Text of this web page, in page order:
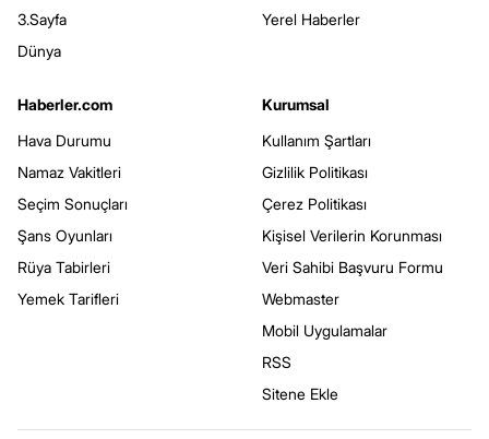
3.Sayfa
Dünya
Yerel Haberler
Haberler.com
Hava Durumu
Namaz Vakitleri
Seçim Sonuçları
Şans Oyunları
Rüya Tabirleri
Yemek Tarifleri
Kurumsal
Kullanım Şartları
Gizlilik Politikası
Çerez Politikası
Kişisel Verilerin Korunması
Veri Sahibi Başvuru Formu
Webmaster
Mobil Uygulamalar
RSS
Sitene Ekle